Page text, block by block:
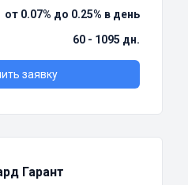
от 0.07% до 0.25% в день
60 - 1095 дн.
заявку
Гарант